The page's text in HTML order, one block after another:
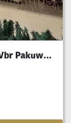
Luxury House Villa Bukit Regensi Vbr Pakuwon Indah